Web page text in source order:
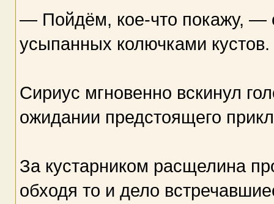
— Пойдём, кое-что покажу, —
усыпанных колючками кустов.
Сириус мгновенно вскинул
ожидании предстоящего
За кустарником расщелина
обходя то и дело